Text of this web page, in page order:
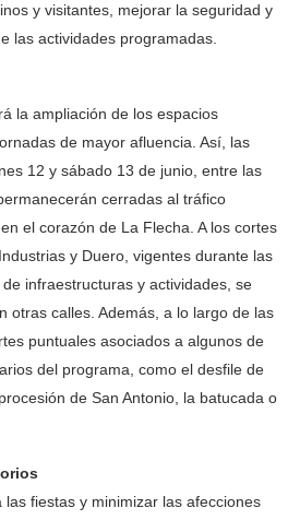
y visitantes, mejorar la seguridad y
las actividades programadas.
la ampliación de los espacios
de mayor afluencia. Así, las
12 y sábado 13 de junio, entre las
cerradas al tráfico
el corazón de La Flecha. A los cortes
y Duero, vigentes durante las
infraestructuras y actividades, se
otras calles. Además, a lo largo de las
puntuales asociados a algunos de
del programa, como el desfile de
de San Antonio, la batucada o
las fiestas y minimizar las afecciones